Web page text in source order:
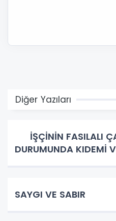
Diğer Yazıları
İŞÇİNİN FASILALI
DURUMUNDA KIDEMİ
SAYGI VE SABIR